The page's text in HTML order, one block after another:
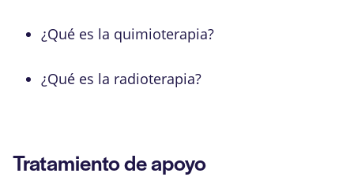
¿Qué es la quimioterapia?
¿Qué es la radioterapia?
Tratamiento de apoyo